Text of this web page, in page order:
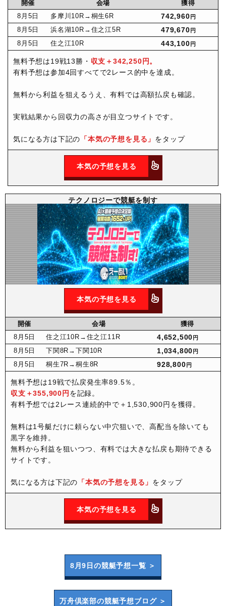
開催 会場
獲得
8月 5日 多摩川10R →桐生6R 742,960 円
8月 5日 浜名湖10R →住之江5R 479,670 円
8月 5日 住之江10R 443,100 円
無料予想は19戦13勝・ 収支＋342,250円。
有料予想は参加4回すべてで2レース的中を達成。
無料から利益を狙えるうえ、有料では高額払戻も確認。
実戦結果から回収力の高さが目立つサイトです。
気になる方は下記の 「本気の予想を見る」 をタップ
本気の予想を見る
テクノロジーで競艇を制す
本気の予想を見る
開催 会場
獲得
8月 5日 住之江10R →住之江11R 4,652,500 円
8月 5日 下関8R →下関10R 1,034,800 円
8月 5日 桐生7R →桐生8R 928,800 円
無料予想は19戦で払戻発生率89.5％。
収支＋355,900円 を記録。
有料予想では2レース連続的中で＋1,530,900円を獲得。
無料は1号艇だけに頼らない中穴狙いで、高配当を除いても
黒字を維持。
無料から利益を狙いつつ、有料では大きな払戻も期待できる
サイトです。
気になる方は下記の 「本気の予想を見る」 をタップ
本気の予想を見る
8月9日の競艇予想一覧 ＞
万舟倶楽部の競艇予想ブログ ＞